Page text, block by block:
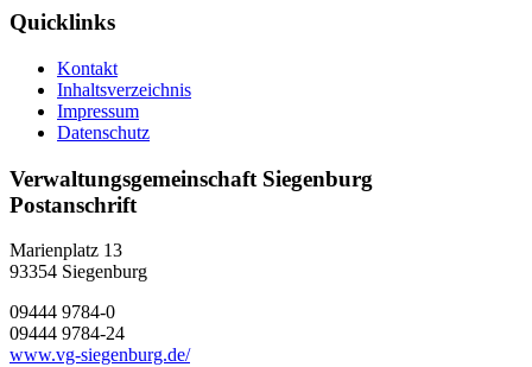
Quicklinks
Kontakt
Inhaltsverzeichnis
Impressum
Datenschutz
Verwaltungsgemeinschaft Siegenburg
Postanschrift
Marienplatz 13
93354 Siegenburg
09444 9784-0
09444 9784-24
www.vg-siegenburg.de/